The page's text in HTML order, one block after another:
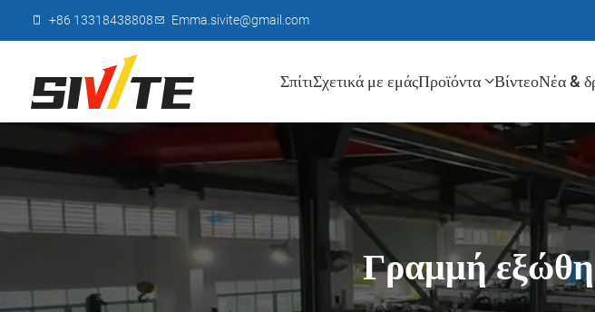
+86 13318438808 Emma.sivite@gmail.com
ΣπίτιΣχετικά με εμάςΠροϊόντα ΒίντεοΝέα &
Γραμμή